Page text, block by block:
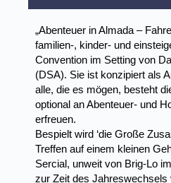
„Abenteuer in Almada –
familien-, kinder- und
Convention im Setting von
(DSA). Sie ist konzipiert als
alle, die es mögen, besteht
optional an Abenteuer- und
erfreuen.
Bespielt wird ‘die Große
Treffen auf einem kleinen
Sercial, unweit von Brig-Lo
zur Zeit des Jahreswechsels